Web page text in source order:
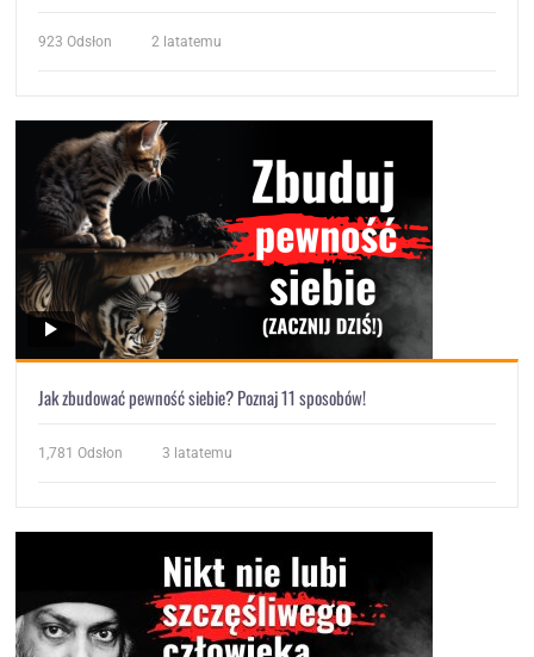
923 Odsłon 2 latatemu
Jak zbudować pewność siebie? Poznaj 11 sposobów!
1,781 Odsłon 3 latatemu